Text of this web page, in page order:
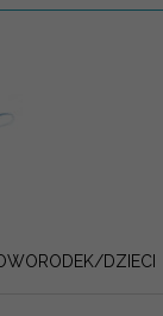
DZIECI